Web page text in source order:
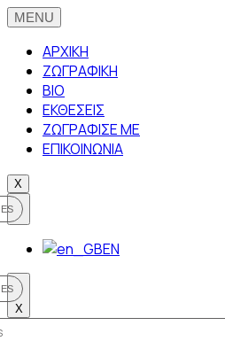
ΑΡΧΙΚΗ
ΖΩΓΡΑΦΙΚΗ
BIO
ΕΚΘΕΣΕΙΣ
ΖΩΓΡΑΦΙΣΕ ΜΕ
ΕΠΙΚΟΙΝΩΝΙΑ
X
EN
X